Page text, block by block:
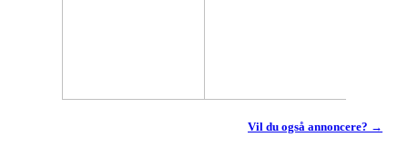
Vil du også annoncere? →